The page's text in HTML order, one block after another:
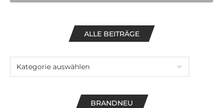
ALLE BEITRÄGE
BRANDNEU